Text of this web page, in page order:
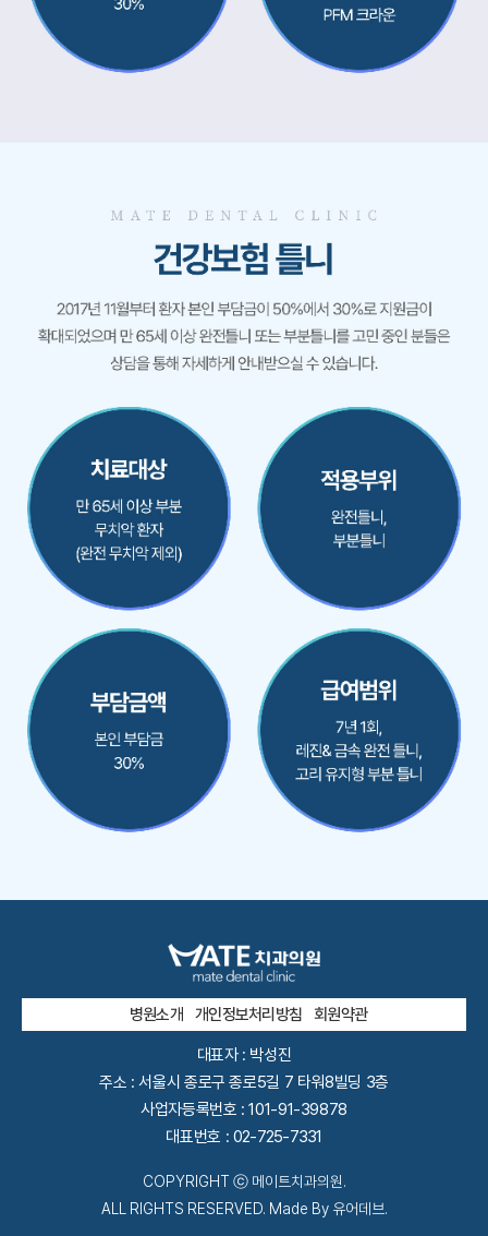
병원소개 개인정보처리방침 회원약관
대표자 : 박성진
주소 : 서울시 종로구 종로5길 7 타워8빌딩 3층
사업자등록번호 : 101-91-39878
대표번호 : 02-725-7331
COPYRIGHT ⓒ 메이트치과의원.
ALL RIGHTS RESERVED. Made By 유어데브.